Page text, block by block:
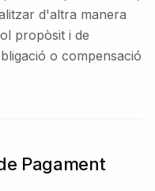
d'altra manera
propòsit i de
o compensació
Pagament